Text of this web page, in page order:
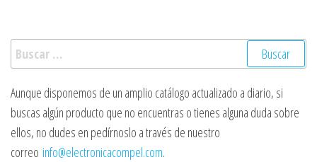
Buscar:
Aunque disponemos de un amplio catálogo actualizado a diario, si
buscas algún producto que no encuentras o tienes alguna duda sobre
ellos, no dudes en pedírnoslo a través de nuestro
correo info@electronicacompel.com.